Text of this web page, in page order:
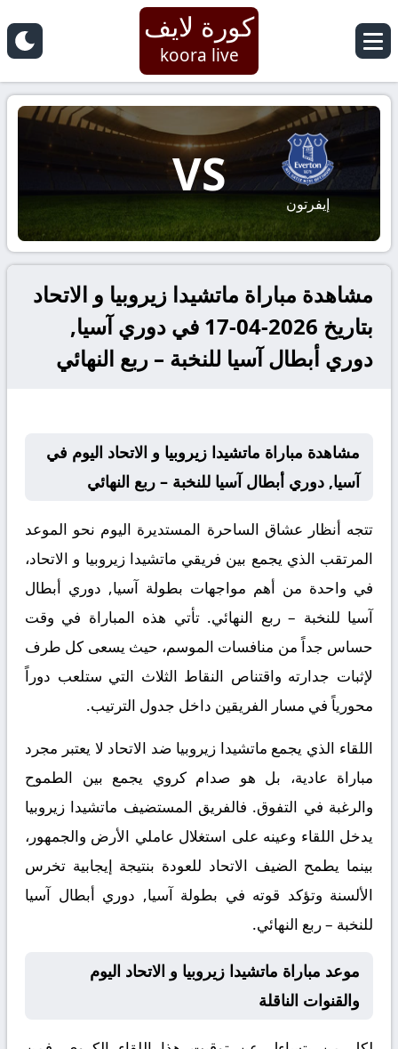
كورة لايف
koora live
إيفرتون
VS
مشاهدة مباراة ماتشيدا زيروبيا و الاتحاد
بتاريخ 2026-04-17 في دوري آسيا,
دوري أبطال آسيا للنخبة – ربع النهائي
مشاهدة مباراة ماتشيدا زيروبيا و الاتحاد اليوم في
آسيا, دوري أبطال آسيا للنخبة – ربع النهائي
تتجه أنظار عشاق الساحرة المستديرة اليوم نحو الموعد
المرتقب الذي يجمع بين فريقي ماتشيدا زيروبيا و الاتحاد،
في واحدة من أهم مواجهات بطولة آسيا, دوري أبطال
آسيا للنخبة – ربع النهائي. تأتي هذه المباراة في وقت
حساس جداً من منافسات الموسم، حيث يسعى كل طرف
لإثبات جدارته واقتناص النقاط الثلاث التي ستلعب دوراً
محورياً في مسار الفريقين داخل جدول الترتيب.
اللقاء الذي يجمع ماتشيدا زيروبيا ضد الاتحاد لا يعتبر مجرد
مباراة عادية، بل هو صدام كروي يجمع بين الطموح
والرغبة في التفوق. فالفريق المستضيف ماتشيدا زيروبيا
يدخل اللقاء وعينه على استغلال عاملي الأرض والجمهور،
بينما يطمح الضيف الاتحاد للعودة بنتيجة إيجابية تخرس
الألسنة وتؤكد قوته في بطولة آسيا, دوري أبطال آسيا
للنخبة – ربع النهائي.
موعد مباراة ماتشيدا زيروبيا و الاتحاد اليوم
والقنوات الناقلة